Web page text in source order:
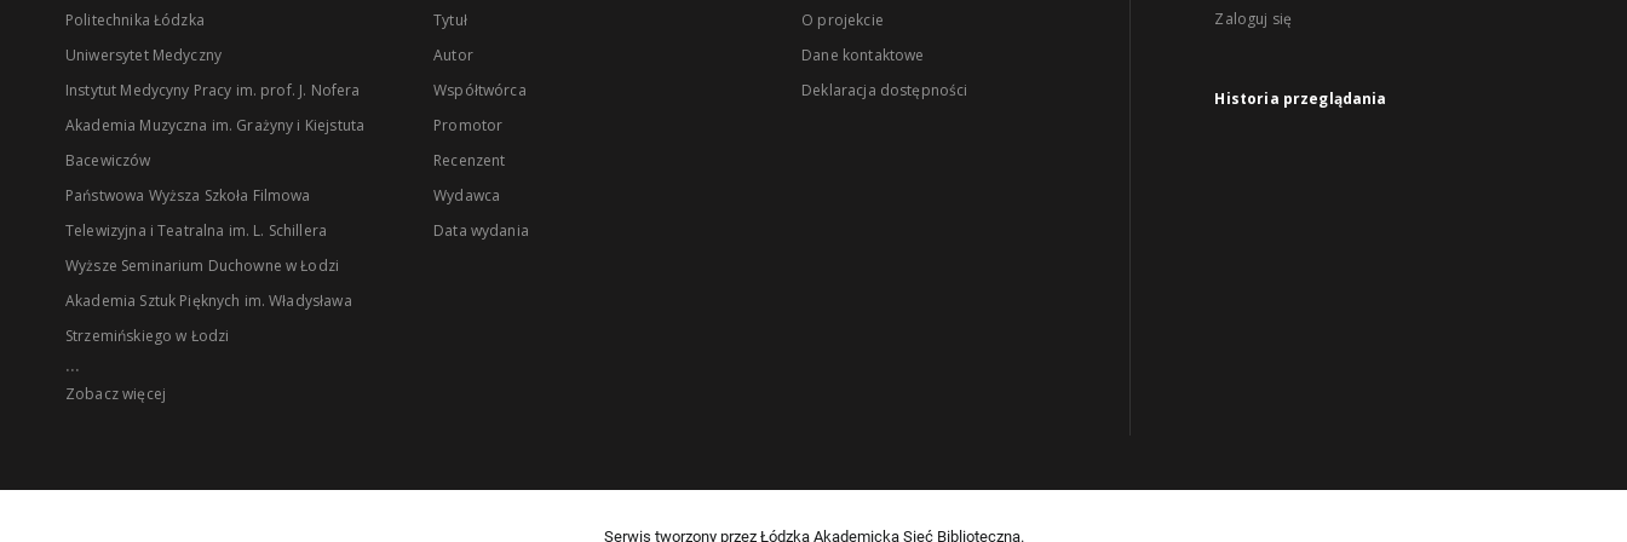
Politechnika Łódzka
Uniwersytet Medyczny
Instytut Medycyny Pracy im. prof. J. Nofera
Akademia Muzyczna im. Grażyny i Kiejstuta
Bacewiczów
Państwowa Wyższa Szkoła Filmowa
Telewizyjna i Teatralna im. L. Schillera
Wyższe Seminarium Duchowne w Łodzi
Akademia Sztuk Pięknych im. Władysława
Strzemińskiego w Łodzi
...
Zobacz więcej
Tytuł
Autor
Współtwórca
Promotor
Recenzent
Wydawca
Data wydania
O projekcie
Dane kontaktowe
Deklaracja dostępności
Zaloguj się
Historia przeglądania
Serwis tworzony przez Łódzką Akademicką Sieć Biblioteczną.